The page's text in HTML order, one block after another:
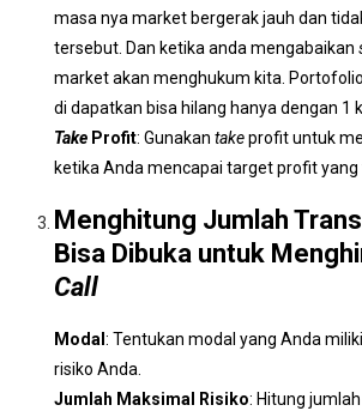
masa nya market bergerak jauh dan
tersebut. Dan ketika anda mengabaikan
market akan menghukum kita.
di dapatkan bisa hilang hanya dengan 1
Take Profit: Gunakan takeprofit untuk
ketika Anda mencapai target profit
Menghitung Jumlah
Bisa Dibuka untuk
Call
Modal : Tentukan modal yang Anda
risiko Anda.
Jumlah Maksimal Risiko: Hitung